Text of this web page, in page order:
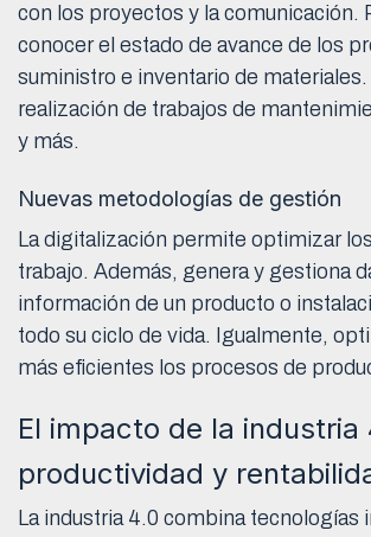
con los proyectos y la comunicación.
conocer el estado de avance de los
suministro e inventario de
realización de trabajos de
y más.
Nuevas metodologías de gestión
La digitalización permite optimizar
trabajo. Además, genera y gestiona
información de un producto o
todo su ciclo de vida. Igualmente,
más eficientes los procesos de
El impacto de la industria
productividad y
La industria 4.0 combina tecnologías